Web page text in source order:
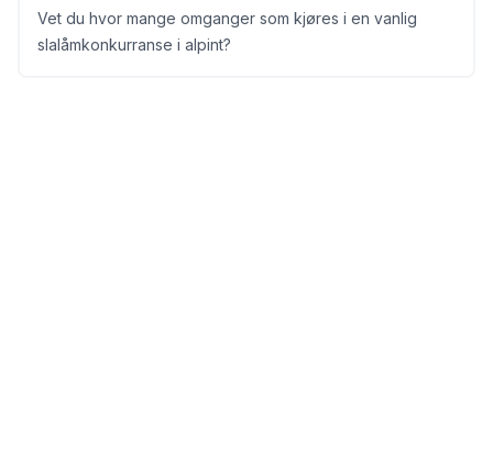
Vet du hvor mange omganger som kjøres i en vanlig
slalåmkonkurranse i alpint?